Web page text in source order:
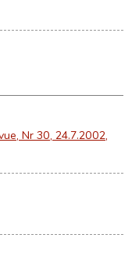
Nr 30, 24.7.2002,